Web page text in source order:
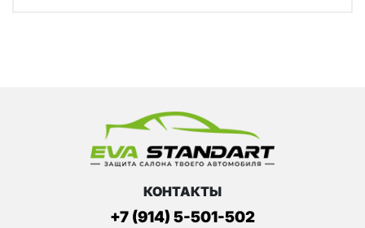
КОНТАКТЫ
+7 (914) 5-501-502